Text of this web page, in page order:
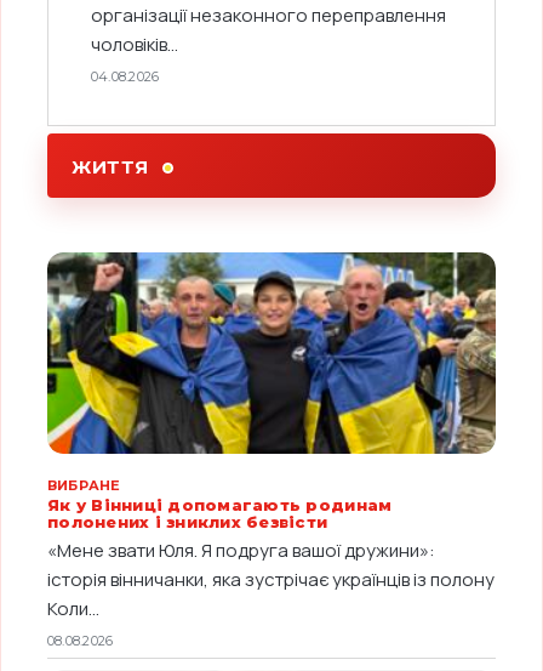
організації незаконного переправлення
чоловіків...
04.08.2026
ЖИТТЯ
ВИБРАНЕ
Як у Вінниці допомагають родинам
полонених і зниклих безвісти
«Мене звати Юля. Я подруга вашої дружини»:
історія вінничанки, яка зустрічає українців із полону
Коли...
08.08.2026